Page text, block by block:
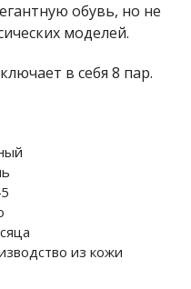
обувь, но не
моделей.
в себя 8 пар.
из кожи